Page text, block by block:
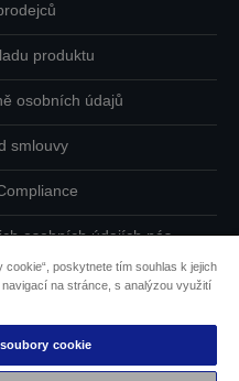
produktu
osobních údajů
smlouvy
osobních údajích nás
cookie
společnosti Epson
cookie“, poskytnete tím souhlas k jejich
na stránce, s analýzou využití
cookie